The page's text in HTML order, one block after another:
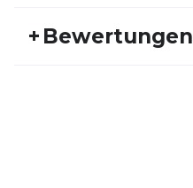
Geschlecht:
+ Bewertungen